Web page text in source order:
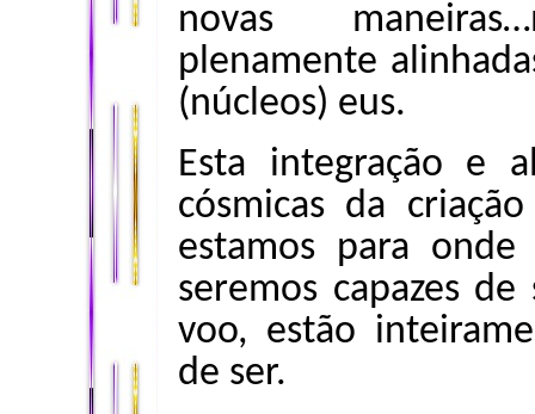
novas
plenamente
(núcleos) eus.
Esta integração e
cósmicas da
estamos para
seremos capazes
voo, estão
de ser.